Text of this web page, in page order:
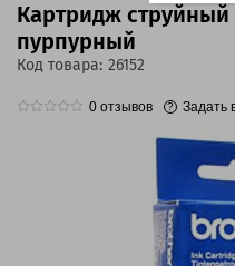
Картридж струйный
пурпурный
Код товара: 26152
0 отзывов Задать